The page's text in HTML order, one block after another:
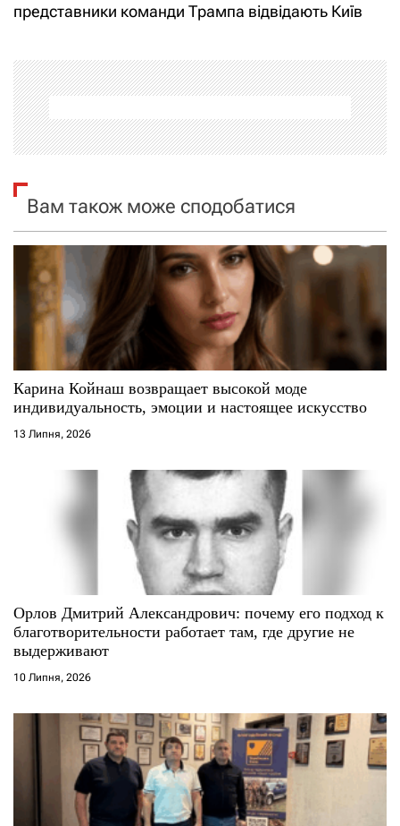
г
а
ц
і
а
п
с
і
в
представники команди Трампа відвідають Київ
Вам також може сподобатися
Карина Койнаш возвращает высокой моде
индивидуальность, эмоции и настоящее искусство
13 Липня, 2026
Орлов Дмитрий Александрович: почему его подход к
благотворительности работает там, где другие не
выдерживают
10 Липня, 2026